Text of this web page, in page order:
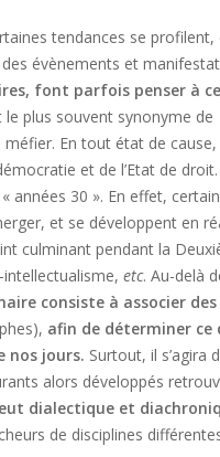
tendances se profilent,
évènements et
font parfois penser à
le plus souvent synonyme de
En tout état de cause,
et de l’Etat de
années 30 ». En effet,
et se développent en
culminant pendant la
etc. Au-delà
consiste à associer des
afin de déterminer ce
nos jours. Surtout, il s’agira
alors développés
dialectique et
de disciplines